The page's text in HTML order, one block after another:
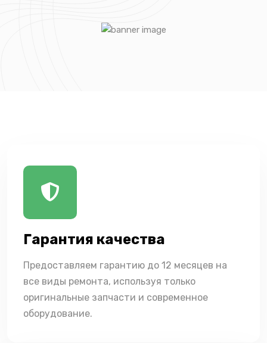
Гарантия качества
Предоставляем гарантию до 12 месяцев на
все виды ремонта, используя только
оригинальные запчасти и современное
оборудование.